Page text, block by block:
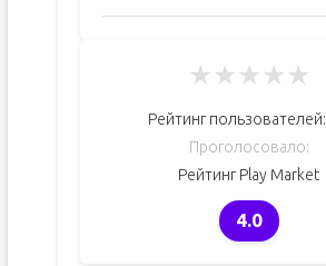
★★★★★
Рейтинг пользователей:
Проголосовало:
Рейтинг Play Market
4.0